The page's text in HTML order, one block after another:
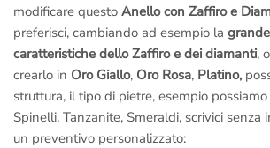
modificare questo Anello con Zaffiro e
preferisci, cambiando ad esempio la
caratteristiche dello Zaffiro e dei diamanti,
crearlo in Oro Giallo, Oro Rosa, Platino,
struttura, il tipo di pietre, esempio
Spinelli, Tanzanite, Smeraldi, scrivici senza
un preventivo personalizzato: